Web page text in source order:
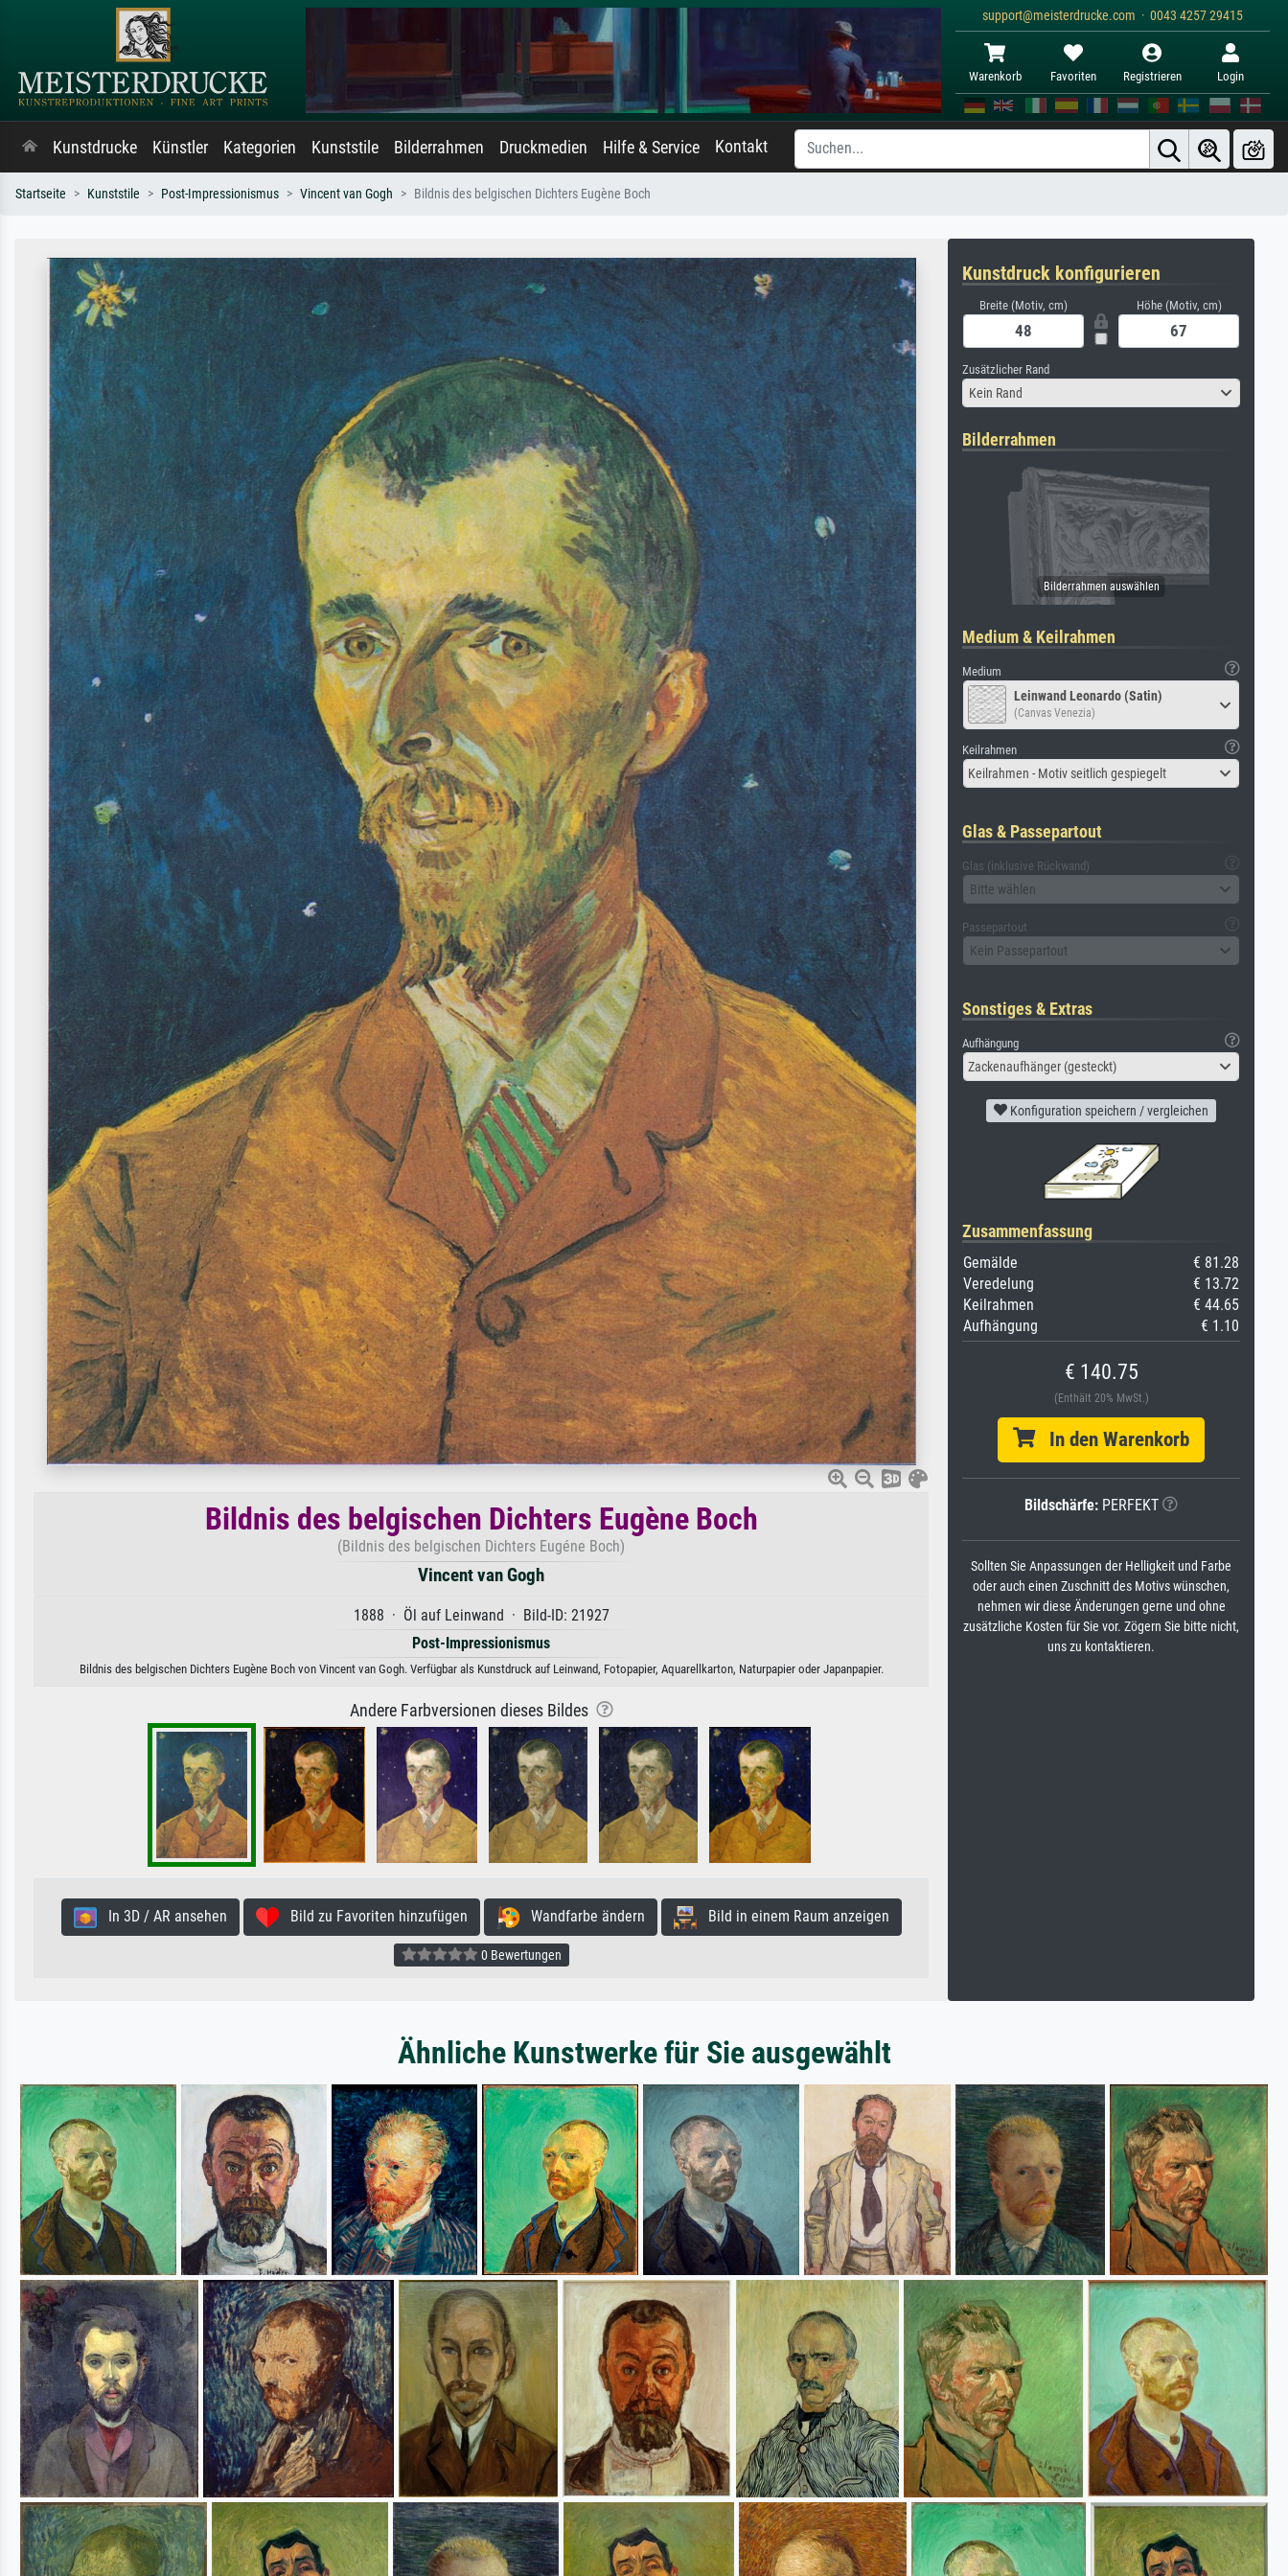
support@meisterdrucke.com · 0043 4257 29415
Warenkorb Favoriten Registrieren Login
Kunstdrucke Künstler Kategorien Kunststile Bilderrahmen Druckmedien Hilfe & Service Kontakt
Startseite Kunststile Post-Impressionismus Vincent van Gogh Bildnis des belgischen Dichters Eugène Boch
Bildnis des belgischen Dichters Eugène Boch
(Bildnis des belgischen Dichters Eugéne Boch)
Vincent van Gogh
1888 · Öl auf Leinwand · Bild-ID: 21927
Post-Impressionismus
Bildnis des belgischen Dichters Eugène Boch von Vincent van Gogh. Verfügbar als Kunstdruck auf Leinwand, Fotopapier, Aquarellkarton, Naturpapier oder Japanpapier.
Andere Farbversionen dieses Bildes
In 3D / AR ansehen Bild zu Favoriten hinzufügen Wandfarbe ändern Bild in einem Raum anzeigen
0 Bewertungen
Kunstdruck konfigurieren
Breite (Motiv, cm) Höhe (Motiv, cm)
Zusätzlicher Rand
Kein Rand
Bilderrahmen
Medium & Keilrahmen
Medium
Leinwand Leonardo (Satin)
(Canvas Venezia)
Keilrahmen
Keilrahmen - Motiv seitlich gespiegelt
Glas & Passepartout
Glas (inklusive Rückwand)
Bitte wählen
Passepartout
Kein Passepartout
Sonstiges & Extras
Aufhängung
Zackenaufhänger (gesteckt)
Konfiguration speichern / vergleichen
Zusammenfassung
Gemälde
€ 81.28
Veredelung
€ 13.72
Keilrahmen
€ 44.65
Aufhängung
€ 1.10
€ 140.75
(Enthält 20% MwSt.)
In den Warenkorb
Bildschärfe: PERFEKT
Sollten Sie Anpassungen der Helligkeit und Farbe
oder auch einen Zuschnitt des Motivs wünschen,
nehmen wir diese Änderungen gerne und ohne
zusätzliche Kosten für Sie vor. Zögern Sie bitte nicht,
uns zu kontaktieren.
Ähnliche Kunstwerke für Sie ausgewählt